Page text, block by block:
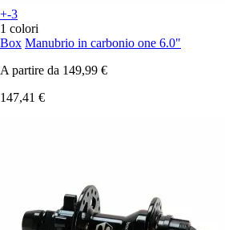
+-3
1 colori
Box Manubrio in carbonio one 6.0"
A partire da 149,99 €
147,41 €